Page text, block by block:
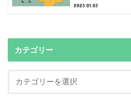
2023.01.03
カテゴリー